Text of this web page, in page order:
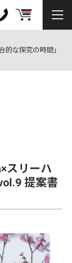
的な探究の時間」
スリーハ
提案書